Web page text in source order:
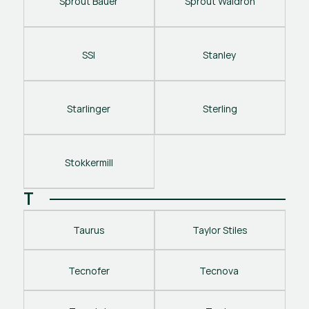
SSI Stanley
Starlinger Sterling
Stokkermill
T
Taurus Taylor Stiles
Tecnofer Tecnova